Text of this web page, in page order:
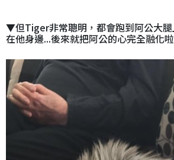
▼但Tiger非常聰明，都會跑到阿公大
在他身邊...後來就把阿公的心完全融化啦